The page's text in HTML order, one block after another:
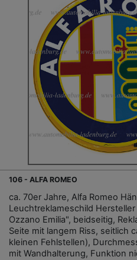
106 - ALFA ROMEO
ca. 70er Jahre, Alfa Romeo
Leuchtreklameschild
Ozzano Emilia", beidseitig,
Seite mit langem Riss, seitlich
kleinen Fehlstellen),
mit Wandhalterung, Funktion